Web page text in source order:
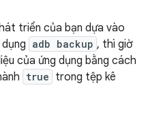
triển của bạn dựa vào
adb backup , thì giờ
của ứng dụng bằng cách
true trong tệp kê